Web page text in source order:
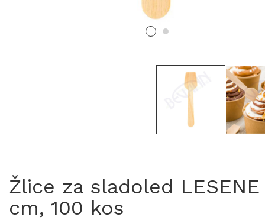
Žlice za sladoled
cm, 100 kos